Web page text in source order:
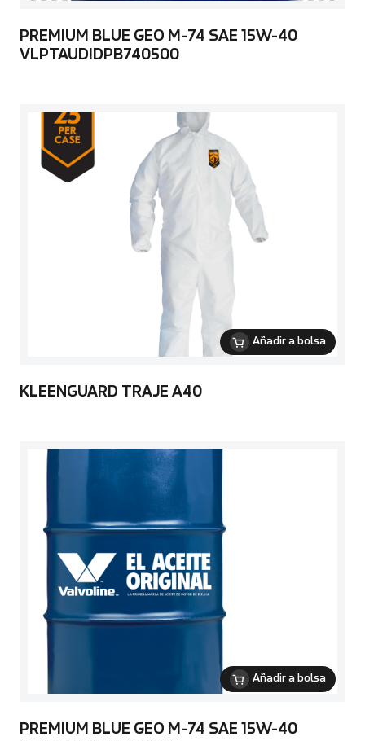
PREMIUM BLUE GEO M-74 SAE 15W-40
VLPTAUDIDPB740500
Añadir a bolsa
KLEENGUARD TRAJE A40
Añadir a bolsa
PREMIUM BLUE GEO M-74 SAE 15W-40